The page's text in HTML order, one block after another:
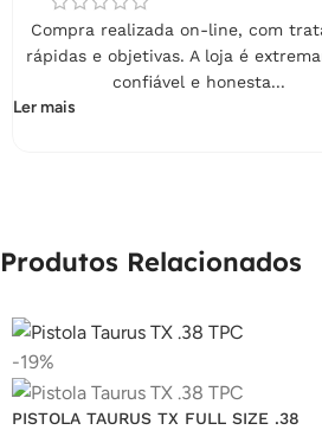
Compra realizada on-line, com
rápidas e objetivas. A loja é
confiável e honesta...
Ler mais
Produtos Relacionados
-19%
PISTOLA TAURUS TX FULL SIZE .38